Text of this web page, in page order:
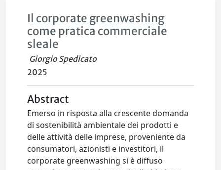
Il corporate greenwashing
come pratica commerciale
sleale
Giorgio Spedicato
2025
Abstract
Emerso in risposta alla crescente domanda
di sostenibilità ambientale dei prodotti e
delle attività delle imprese, proveniente da
consumatori, azionisti e investitori, il
corporate greenwashing si è diffuso